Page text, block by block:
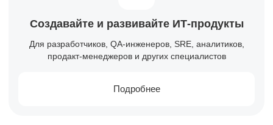
Создавайте и развивайте ИТ-продукты
Для разработчиков, QA-инженеров, SRE, аналитиков,
продакт-менеджеров и других специалистов
Подробнее